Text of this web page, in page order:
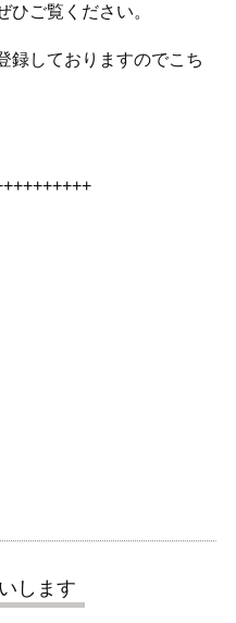
ひご覧ください。
録しておりますのでこち
します